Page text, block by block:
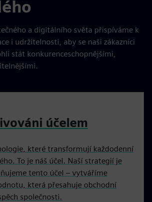
a digitálního světa přispíváme k
i udržitelnosti, aby se naši zákazníci
stát konkurenceschopnějšími,
účelem
které transformují každodenní
To je náš účel. Naší strategií je
tento účel – vytváříme
která přesahuje obchodní
společnosti.